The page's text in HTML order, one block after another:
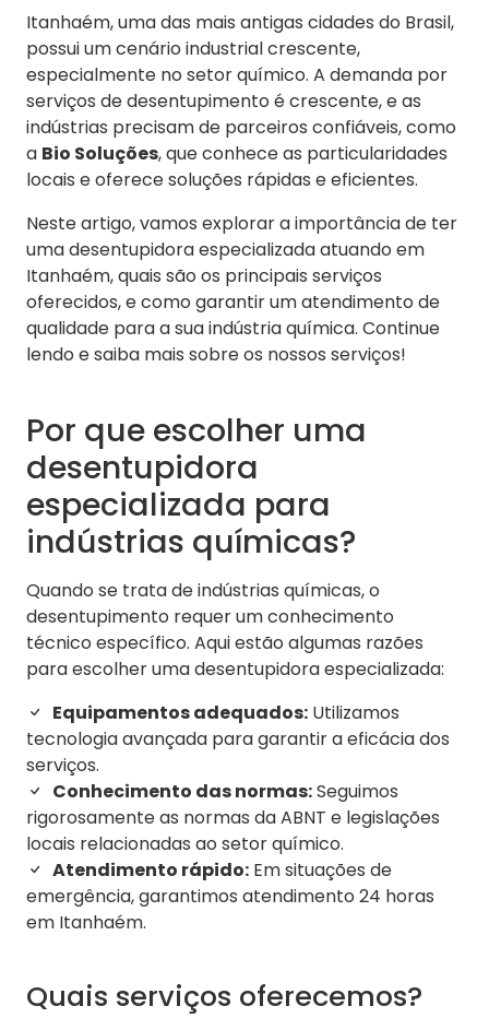
Itanhaém, uma das mais antigas cidades do Brasil,
possui um cenário industrial crescente,
especialmente no setor químico. A demanda por
serviços de desentupimento é crescente, e as
indústrias precisam de parceiros confiáveis, como
a Bio Soluções, que conhece as particularidades
locais e oferece soluções rápidas e eficientes.
Neste artigo, vamos explorar a importância de ter
uma desentupidora especializada atuando em
Itanhaém, quais são os principais serviços
oferecidos, e como garantir um atendimento de
qualidade para a sua indústria química. Continue
lendo e saiba mais sobre os nossos serviços!
Por que escolher uma
desentupidora
especializada para
indústrias químicas?
Quando se trata de indústrias químicas, o
desentupimento requer um conhecimento
técnico específico. Aqui estão algumas razões
para escolher uma desentupidora especializada:
Equipamentos adequados: Utilizamos
tecnologia avançada para garantir a eficácia dos
serviços.
Conhecimento das normas:Seguimos
rigorosamente as normas da ABNT e legislações
locais relacionadas ao setor químico.
Atendimento rápido: Em situações de
emergência, garantimos atendimento 24 horas
em Itanhaém.
Quais serviços oferecemos?